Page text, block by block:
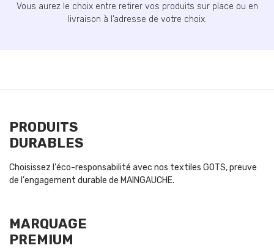
Vous aurez le choix entre retirer vos produits sur place ou en
livraison à l’adresse de votre choix.
PRODUITS
DURABLES
Choisissez l'éco-responsabilité avec nos textiles GOTS, preuve
de l'engagement durable de MAINGAUCHE.
MARQUAGE
PREMIUM